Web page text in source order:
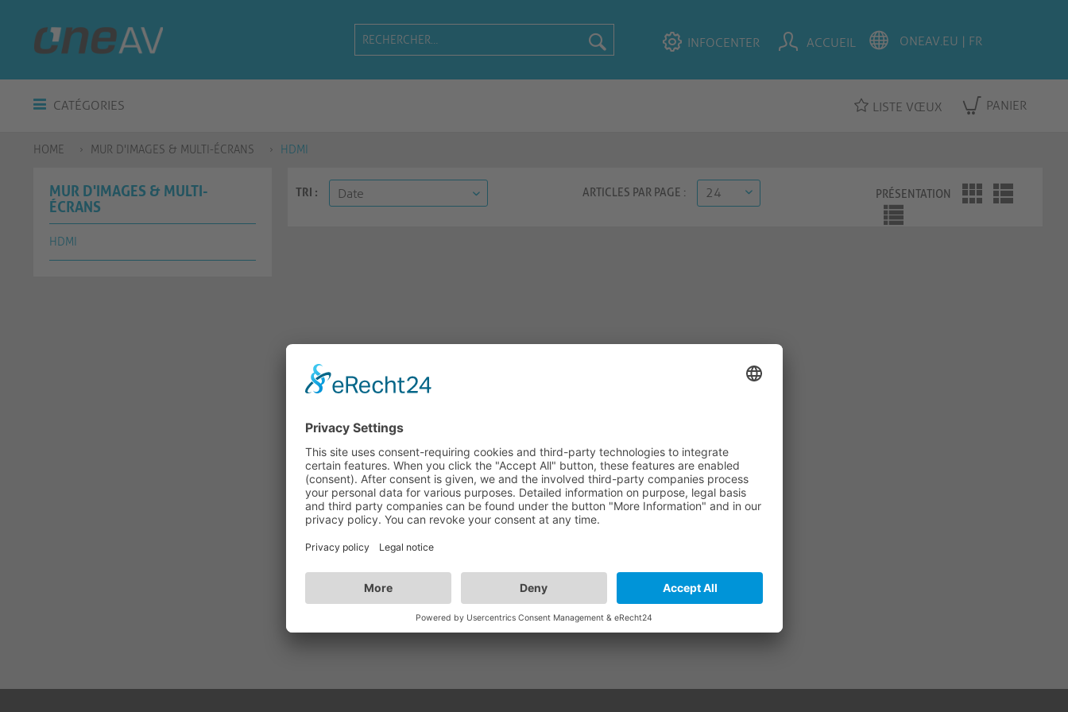
INFOCENTER ACCUEIL
CATÉGORIES LISTE VŒUX PANIER
HOME MUR D'IMAGES & MULTI-ÉCRANS HDMI
MUR D'IMAGES & MULTI-
ÉCRANS
HDMI
TRI : ARTICLES PAR PAGE : PRÉSENTATION